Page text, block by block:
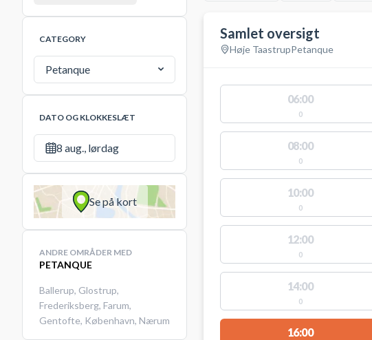
CATEGORY
Petanque
DATO OG KLOKKESLÆT
8 aug., lørdag
Se på kort
ANDRE OMRÅDER MED
PETANQUE
Ballerup, Glostrup,
Frederiksberg, Farum,
Gentofte, København, Nærum
Samlet oversigt
Høje TaastrupPetanque
06:00
0
08:00
0
10:00
0
12:00
0
14:00
0
16:00